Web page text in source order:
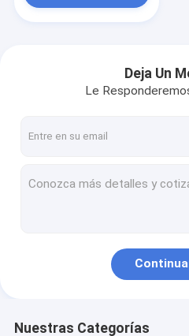
Deja Un
Le
Nuestras Categorías